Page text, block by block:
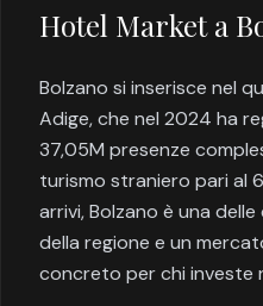
Hotel Market a
Bolzano si inserisce nel
Adige, che nel 2024 ha
37,05M presenze
turismo straniero pari al
arrivi, Bolzano è una
della regione e un
concreto per chi investe